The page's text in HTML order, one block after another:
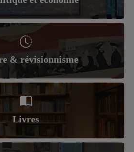
& révisionnisme
Livres